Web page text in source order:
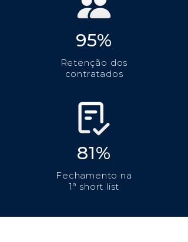
95%
Retenção dos
contratados
81%
Fechamento na
1ª short list